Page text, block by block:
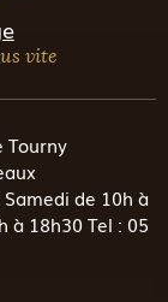
vite
Tourny
de 10h à
à 18h30 Tel : 05